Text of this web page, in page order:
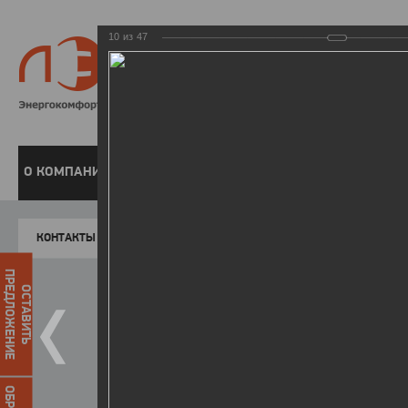
8 800
О КОМПАНИИ
КОНТАКТЫ
ОСТАВИТЬ
ПРЕДЛОЖЕНИЕ
10 из 47